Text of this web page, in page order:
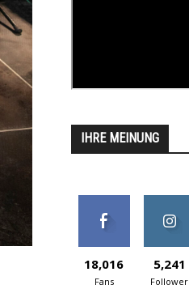
IHRE MEINUNG
18,016
Fans
5,241
Follower